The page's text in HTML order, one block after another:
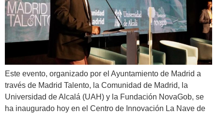
Este evento, organizado por el Ayuntamiento de Madrid a
través de Madrid Talento, la Comunidad de Madrid, la
Universidad de Alcalá (UAH) y la Fundación NovaGob, se
ha inaugurado hoy en el Centro de Innovación La Nave de